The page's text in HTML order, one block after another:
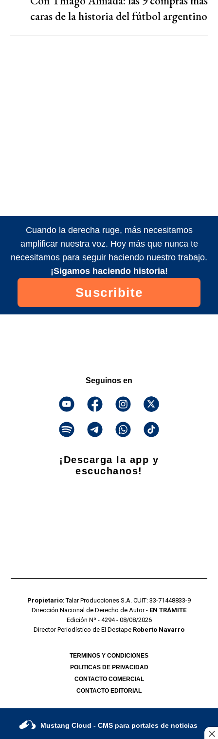
caras de la historia del fútbol argentino
Cuando la derecha ruge, más necesitamos
amplificar nuestra voz. Hoy más que nunca te
necesitamos para seguir haciendo nuestro trabajo.
¡Sigamos haciendo historia!
Suscribite
Seguinos en
¡Descarga la app y
escuchanos!
Propietario: Talar Producciones S.A. CUIT: 33-71448833-9
Dirección Nacional de Derecho de Autor - EN TRÁMITE
Edición Nº - 4294 - 08/08/2026
Director Periodístico de El Destape Roberto Navarro
TERMINOS Y CONDICIONES
POLITICAS DE PRIVACIDAD
CONTACTO COMERCIAL
CONTACTO EDITORIAL
Mustang Cloud - CMS para portales de noticias